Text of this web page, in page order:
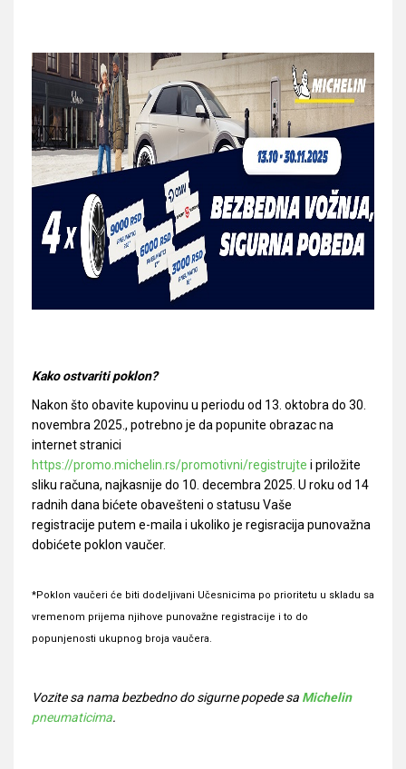
Kako ostvariti poklon?
Nakon što obavite kupovinu u periodu od 13. oktobra do 30.
novembra 2025., potrebno je da popunite obrazac na
internet stranici
https://promo.michelin.rs/promotivni/registrujte i priložite
sliku računa, najkasnije do 10. decembra 2025. U roku od 14
radnih dana bićete obavešteni o statusu Vaše
registracije putem e-maila i ukoliko je regisracija punovažna
dobićete poklon vaučer.
*Poklon vaučeri će biti dodeljivani Učesnicima po prioritetu u skladu sa
vremenom prijema njihove punovažne registracije i to do
popunjenosti ukupnog broja vaučera.
Vozite sa nama bezbedno do sigurne popede sa Michelin
pneumaticima.